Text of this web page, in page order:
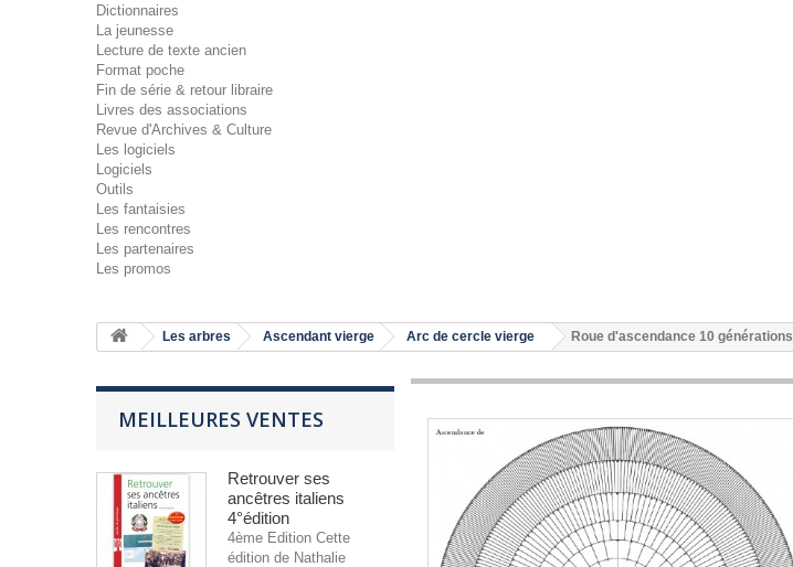
Dictionnaires
La jeunesse
Lecture de texte ancien
Format poche
Fin de série & retour libraire
Livres des associations
Revue d'Archives & Culture
Les logiciels
Logiciels
Outils
Les fantaisies
Les rencontres
Les partenaires
Les promos
Les arbres Ascendant vierge Arc de cercle vierge Roue d'ascendance 10 générations
MEILLEURES VENTES
Retrouver ses
ancêtres italiens
4°édition
4ème Edition Cette
édition de Nathalie